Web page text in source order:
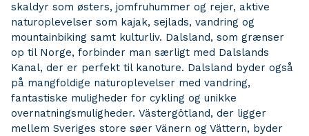
skaldyr som østers, jomfruhummer og rejer, aktive
naturoplevelser som kajak, sejlads, vandring og
mountainbiking samt kulturliv. Dalsland, som grænser
op til Norge, forbinder man særligt med Dalslands
Kanal, der er perfekt til kanoture. Dalsland byder også
på mangfoldige naturoplevelser med vandring,
fantastiske muligheder for cykling og unikke
overnatningsmuligheder. Västergötland, der ligger
mellem Sveriges store søer Vänern og Vättern, byder